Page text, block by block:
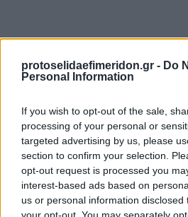
protoselidaefimeridon.gr - Do
Personal Information
If you wish to opt-out of the sale,
processing of your personal or
targeted advertising by us, please
section to confirm your selection.
opt-out request is processed you
interest-based ads based on
us or personal information
Προηγούμενη
Πρωινή Ηλείας